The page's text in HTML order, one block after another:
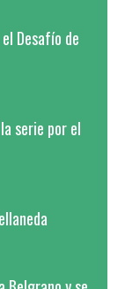
Desafío de
serie por el